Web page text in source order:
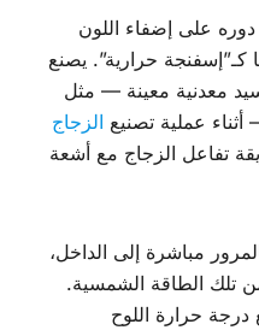
دوره على إضفاء اللون
حرارية”. يصنع
معدنية معينة — مثل
أثناء عملية تصنيع الزجاج
تفاعل الزجاج مع أشعة
مباشرة إلى الداخل،
تلك الطاقة الشمسية.
درجة حرارة اللوح